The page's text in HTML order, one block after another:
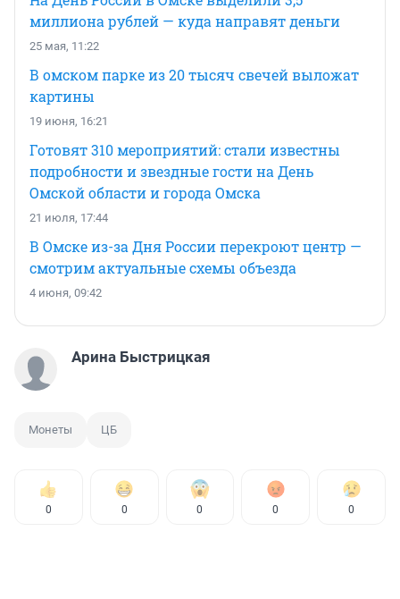
миллиона рублей — куда направят деньги
25 мая, 11:22
В омском парке из 20 тысяч свечей выложат
картины
19 июня, 16:21
Готовят 310 мероприятий: стали известны
подробности и звездные гости на День
Омской области и города Омска
21 июля, 17:44
В Омске из-за Дня России перекроют центр —
смотрим актуальные схемы объезда
4 июня, 09:42
Арина Быстрицкая
Монеты ЦБ
0 0 0 0 0